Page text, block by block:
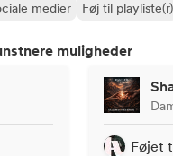
medier
Føj til playliste(r)
muligheder
Føjet